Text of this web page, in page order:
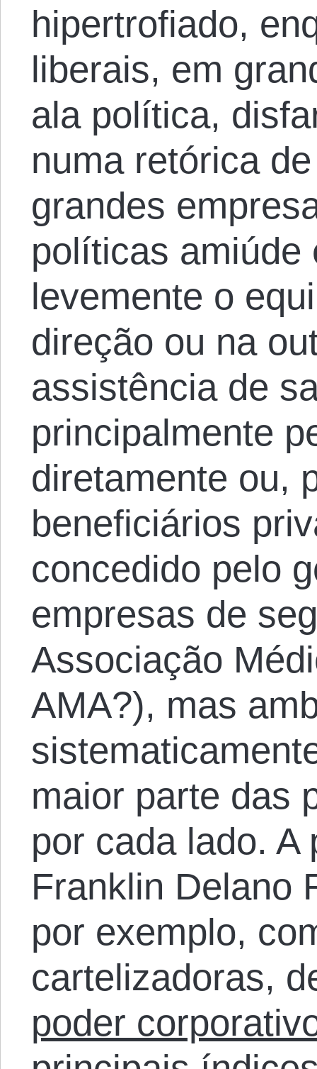
hipertrofiado,
liberais, em
ala política,
numa retórica
grandes
políticas amiúde
levemente o
direção ou na
assistência de
principalmente
diretamente ou,
beneficiários
concedido pelo
empresas de
Associação
AMA?), mas
maior parte das
por cada lado. A
Franklin Delano
por exemplo,
cartelizadoras,
poder